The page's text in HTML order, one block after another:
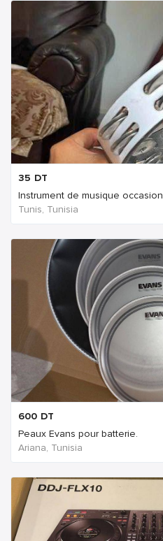
35 DT
Instrument de musique occasion
Tunis, Tunisia
600 DT
Peaux Evans pour batterie.
Ariana, Tunisia